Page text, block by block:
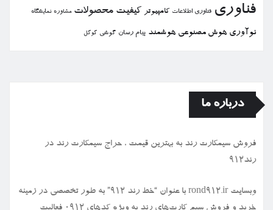
فناوری فناوری اطلاعات كامپیوتر كیفیت محصولات مشاوره نمایشگاه
نوآوری هوش مصنوعی هوشمند پیام رسان گوشی گوگل
درباره ما
فروش سیمكارت رند به بهترین قیمت ، حراج سیمكارت رند در
رند912
وبسایت rond912.ir با عنوان “خط رند ۹۱۲” به طور تخصصی در زمینه